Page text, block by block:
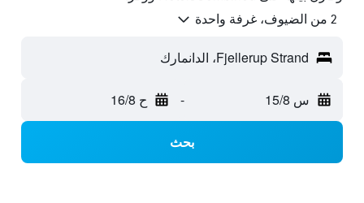
2 من الضيوف، غرفة واحدة
Fjellerup Strand، الدانمارك
س 15/8 - ح 16/8
بحث